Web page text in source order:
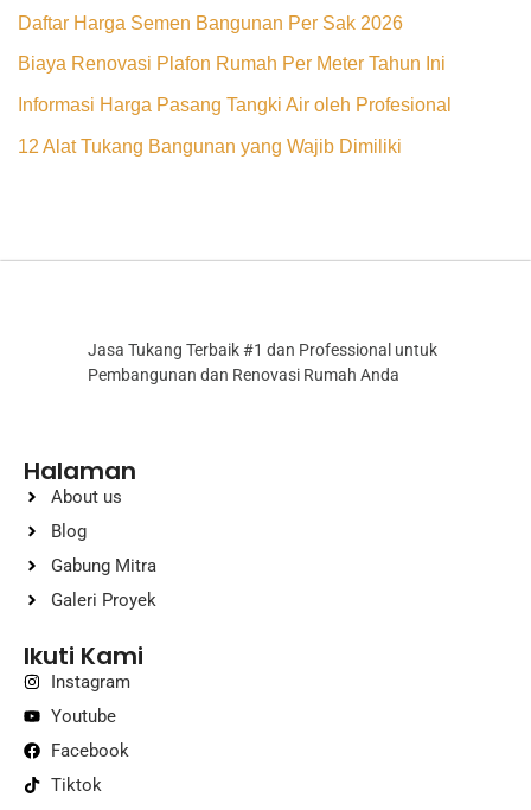
Daftar Harga Semen Bangunan Per Sak 2026
Biaya Renovasi Plafon Rumah Per Meter Tahun Ini
Informasi Harga Pasang Tangki Air oleh Profesional
12 Alat Tukang Bangunan yang Wajib Dimiliki
Jasa Tukang Terbaik #1 dan Professional untuk
Pembangunan dan Renovasi Rumah Anda
Halaman
About us
Blog
Gabung Mitra
Galeri Proyek
Ikuti Kami
Instagram
Youtube
Facebook
Tiktok